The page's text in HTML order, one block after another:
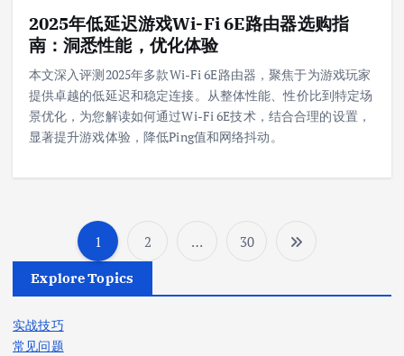
2025年低延迟游戏Wi-Fi 6E路由器选购指
南：洞悉性能，优化体验
本文深入评测2025年多款Wi-Fi 6E路由器，聚焦于为游戏玩家
提供卓越的低延迟和稳定连接。从整体性能、性价比到特定场
景优化，为您解读如何通过Wi-Fi 6E技术，结合合理的设置，
显著提升游戏体验，降低Ping值和网络抖动。
文
章
1 2 … 30
Explore Topics
实战技巧
常见问题